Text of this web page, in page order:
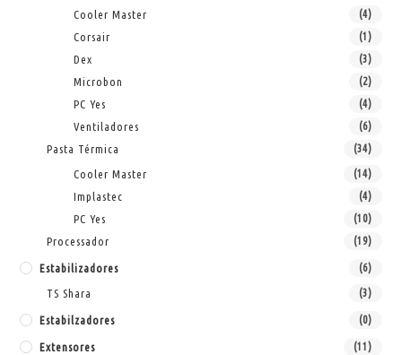
Cooler Master (4)
Corsair (1)
Dex (3)
Microbon (2)
PC Yes (4)
Ventiladores (6)
Pasta Térmica (34)
Cooler Master (14)
Implastec (4)
PC Yes (10)
Processador (19)
Estabilizadores (6)
TS Shara (3)
Estabilzadores (0)
Extensores (11)